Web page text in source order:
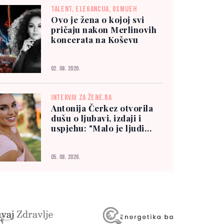
TALENT, ELEGANCIJA, OSMIJEH
Ovo je žena o kojoj svi
pričaju nakon Merlinovih
koncerata na Koševu
02. 08. 2026.
INTERVJU ZA ŽENE.BA
Antonija Čerkez otvorila
dušu o ljubavi, izdaji i
uspjehu: "Malo je ljudi
05. 08. 2026.